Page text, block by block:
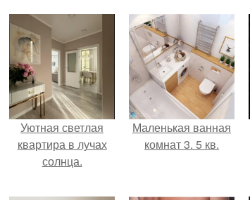
Уютная светлая
квартира в лучах
солнца.
Маленькая ванная
комнат 3. 5 кв.